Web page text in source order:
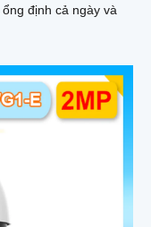
định cả ngày và